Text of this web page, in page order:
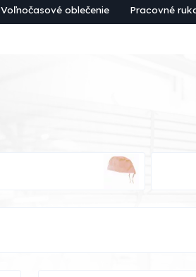
Voľnočasové oblečenie Pracovné